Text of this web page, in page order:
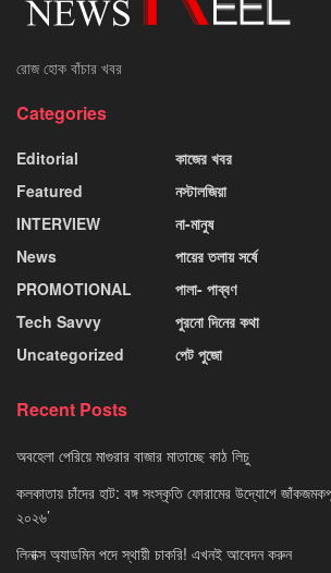
রোজ হোক বাঁচার খবর
Categories
Editorial
Featured
INTERVIEW
News
PROMOTIONAL
Tech Savvy
Uncategorized
কাজের খবর
নস্টালজিয়া
না-মানুষ
পায়ের তলায় সর্ষে
পালা- পাব্বণ
পুরনো দিনের কথা
পেট পুজো
Recent Posts
অবহেলা পেরিয়ে মাগুরার বাজার মাতাচ্ছে কাঠ লিচু
কলকাতায় চাঁদের হাট: বঙ্গ সংস্কৃতি ফোরামের উদ্যোগে
২০২৬’
লিনাক্স অ্যাডমিন পদে স্থায়ী চাকরি! এখনই আবেদন করুন